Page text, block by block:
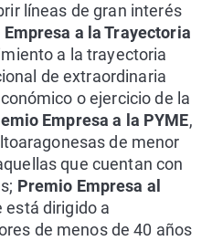
líneas de gran interés
a la Trayectoria
a la trayectoria
de extraordinaria
o ejercicio de la
Empresa a la PYME,
de menor
que cuentan con
Premio Empresa al
está dirigido a
de menos de 40 años